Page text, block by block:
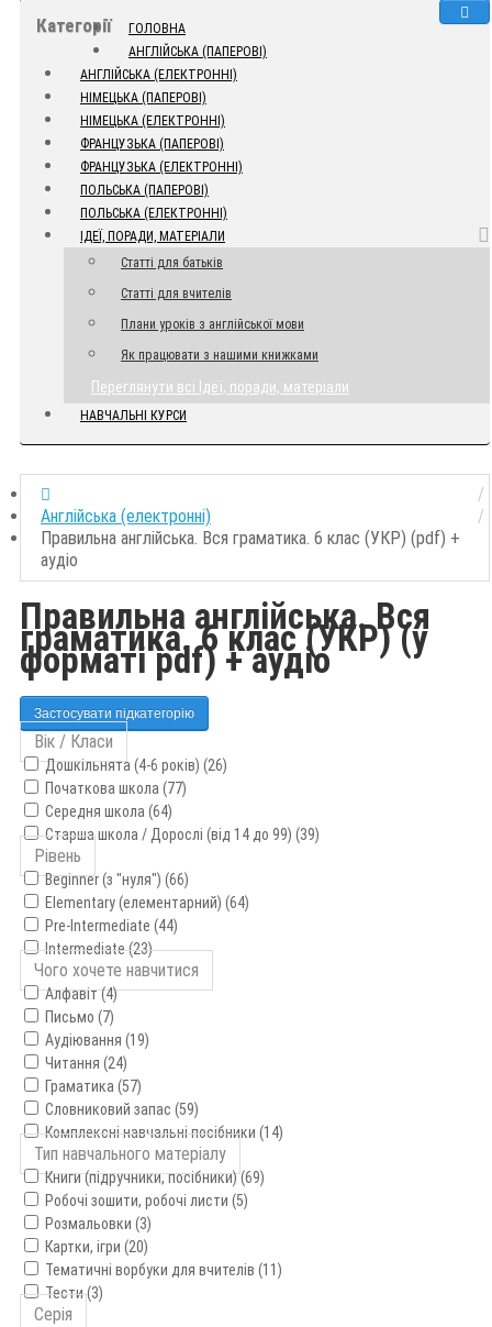
Категорії
ГОЛОВНА
АНГЛІЙСЬКА (ПАПЕРОВІ)
АНГЛІЙСЬКА (ЕЛЕКТРОННІ)
НІМЕЦЬКА (ПАПЕРОВІ)
НІМЕЦЬКА (ЕЛЕКТРОННІ)
ФРАНЦУЗЬКА (ПАПЕРОВІ)
ФРАНЦУЗЬКА (ЕЛЕКТРОННІ)
ПОЛЬСЬКА (ПАПЕРОВІ)
ПОЛЬСЬКА (ЕЛЕКТРОННІ)
ІДЕЇ, ПОРАДИ, МАТЕРІАЛИ
Статті для батьків
Статті для вчителів
Плани уроків з англійської мови
Як працювати з нашими книжками
Переглянути всі Ідеї, поради, матеріали
НАВЧАЛЬНІ КУРСИ
Англійська (електронні)
Правильна англійська. Вся граматика. 6 клас (УКР) (pdf) +
аудіо
Правильна англійська. Вся
граматика. 6 клас (УКР) (у
форматі pdf) + аудіо
Застосувати підкатегорію
Вік / Класи
Дошкільнята (4-6 років) (26)
Початкова школа (77)
Середня школа (64)
Старша школа / Дорослі (від 14 до 99) (39)
Рівень
Beginner (з "нуля") (66)
Elementary (елементарний) (64)
Pre-Intermediate (44)
Intermediate (23)
Чого хочете навчитися
Алфавіт (4)
Письмо (7)
Аудіювання (19)
Читання (24)
Граматика (57)
Словниковий запас (59)
Комплексні навчальні посібники (14)
Тип навчального матеріалу
Книги (підручники, посібники) (69)
Робочі зошити, робочі листи (5)
Розмальовки (3)
Картки, ігри (20)
Тематичні ворбуки для вчителів (11)
Тести (3)
Серія